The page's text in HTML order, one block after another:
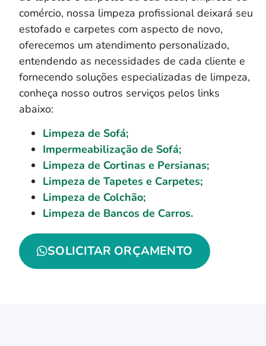
comércio, nossa limpeza profissional deixará seu
estofado e carpetes com aspecto de novo,
oferecemos um atendimento personalizado,
entendendo as necessidades de cada cliente e
fornecendo soluções especializadas de limpeza,
conheça nosso outros serviços pelos links
abaixo:
Limpeza de Sofá;
Impermeabilização de Sofá;
Limpeza de Cortinas e Persianas;
Limpeza de Tapetes e Carpetes;
Limpeza de Colchão;
Limpeza de Bancos de Carros.
SOLICITAR ORÇAMENTO